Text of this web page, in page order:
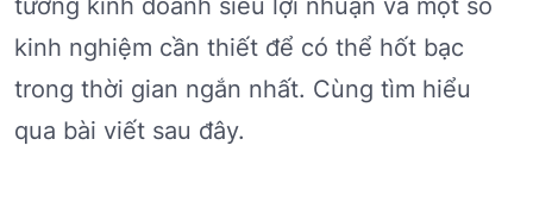
kinh nghiệm cần thiết để có thể hốt bạc
trong thời gian ngắn nhất. Cùng tìm hiểu
qua bài viết sau đây.